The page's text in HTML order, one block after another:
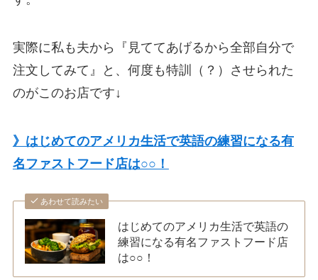
実際に私も夫から『見ててあげるから全部自分で
注文してみて』と、何度も特訓（？）させられた
のがこのお店です↓
》はじめてのアメリカ生活で英語の練習になる有
名ファストフード店は○○！
あわせて読みたい
はじめてのアメリカ生活で英語の
練習になる有名ファストフード店
は○○！